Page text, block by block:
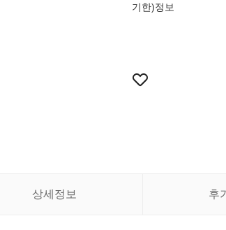
기한)정보
상세정보 후기